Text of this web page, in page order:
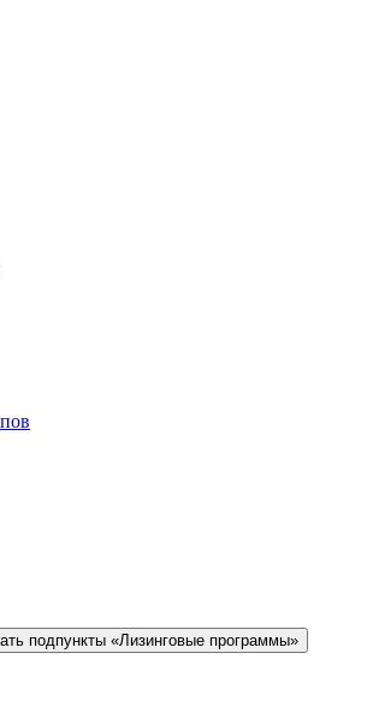
подпункты «Лизинговые программы»